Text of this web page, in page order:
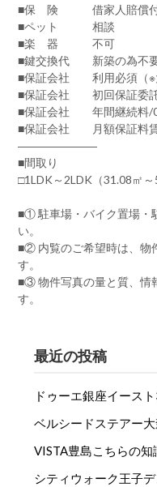
■保 険 借家人賠償付
■ペット 相談
■楽 器 不可
■鍵交換代 新築の為不
■保証会社 利用必須（※
■保証会社 初回保証委託
■保証会社 年間継続料/
■保証会社 月額保証料賃
―――――――
■間取り
□1LDK～2LDK（31.08㎡～
■① 駐車場・バイク置場・
い。
■② 内覧のご希望時は、物
す。
■③ 物件写真の量と質、情
す。
最近の投稿
ドゥーエ銀座イース
ベルシードステアー
VISTA豊島こちらの知
シティウォーク王子